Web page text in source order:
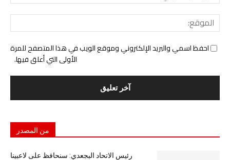
احفظ اسمي والبريد الإلكتروني وموقع الويب في هذا المتصفح للمرة
الأولى التي أعلق فيها.
من المصدر
رئيس الاتحاد البجعدي: سنحافظ على لاعبينا